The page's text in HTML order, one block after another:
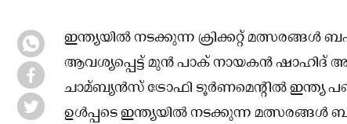
ഇന്ത്യയിൽ നടക്കുന്ന ക്രിക്കറ്റ് മത്സരങ്ങൾ
ആവശ്യപ്പെട്ട് മുൻ പാക് നായകൻ ഷാഹിദ്
ചാമ്ബ്യൻസ് ട്രോഫി ടൂർണമെന്റിൽ ഇന്ത്യ
ഉൾപ്പടെ ഇന്ത്യയിൽ നടക്കുന്ന മത്സരങ്ങൾ